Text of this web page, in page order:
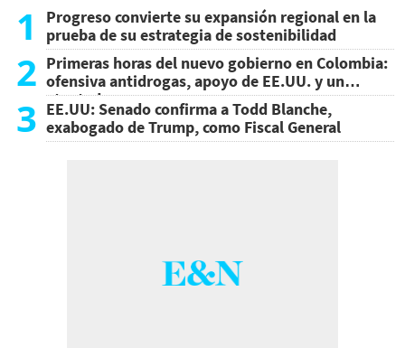
1
Progreso convierte su expansión regional en la
prueba de su estrategia de sostenibilidad
2 Primeras horas del nuevo gobierno en Colombia:
ofensiva antidrogas, apoyo de EE.UU. y un
atentado
3 EE.UU: Senado confirma a Todd Blanche,
exabogado de Trump, como Fiscal General